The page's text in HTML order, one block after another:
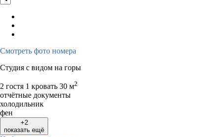
Смотреть фото номера
Студия с видом на горы
2 гостя 1 кровать 30 м2
отчётные документы
холодильник
фен
+2
показать ещё